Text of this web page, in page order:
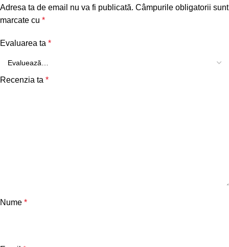
Adresa ta de email nu va fi publicată. Câmpurile obligatorii sunt
marcate cu *
Evaluarea ta *
Recenzia ta *
Nume *